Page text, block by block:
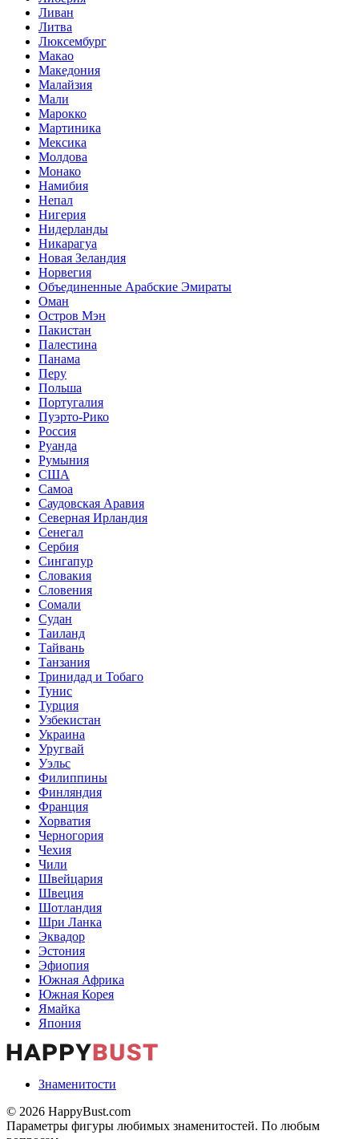
Ливан
Литва
Люксембург
Макао
Македония
Малайзия
Мали
Марокко
Мартиника
Мексика
Молдова
Монако
Намибия
Непал
Нигерия
Нидерланды
Никарагуа
Новая Зеландия
Норвегия
Объединенные Арабские Эмираты
Оман
Остров Мэн
Пакистан
Палестина
Панама
Перу
Польша
Португалия
Пуэрто-Рико
Россия
Руанда
Румыния
США
Самоа
Саудовская Аравия
Северная Ирландия
Сенегал
Сербия
Сингапур
Словакия
Словения
Сомали
Судан
Таиланд
Тайвань
Танзания
Тринидад и Тобаго
Тунис
Турция
Узбекистан
Украина
Уругвай
Уэльс
Филиппины
Финляндия
Франция
Хорватия
Черногория
Чехия
Чили
Швейцария
Швеция
Шотландия
Шри Ланка
Эквадор
Эстония
Эфиопия
Южная Африка
Южная Корея
Ямайка
Япония
Знаменитости
© 2026 HappyBust.com
Параметры фигуры любимых знаменитостей. По любым